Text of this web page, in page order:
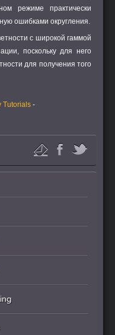
режиме практически
ошибками округления.
с широкой гаммой
поскольку для него
для получения того
Tutorials-